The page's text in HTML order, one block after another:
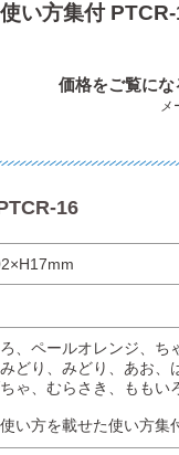
い方集付
価格をご覧にな
メ
16
、ペールオレンジ、ち
どり、みどり、あお、
ゃ、むらさき、ももい
い方を載せた使い方集